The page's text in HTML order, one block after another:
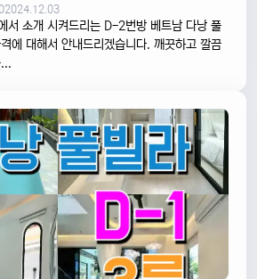
2024.12.03
서 소개 시켜드리는 D-2번방 베트남 다낭 풀
서 안내드리겠습니다. 깨끗하고 깔끔